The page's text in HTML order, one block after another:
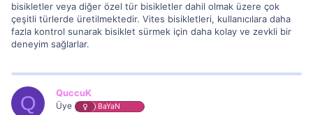
bisikletler veya diğer özel tür bisikletler dahil olmak üzere çok
çeşitli türlerde üretilmektedir. Vites bisikletleri, kullanıcılara daha
fazla kontrol sunarak bisiklet sürmek için daha kolay ve zevkli bir
deneyim sağlarlar.
Q QuccuK
Üye BaYaN